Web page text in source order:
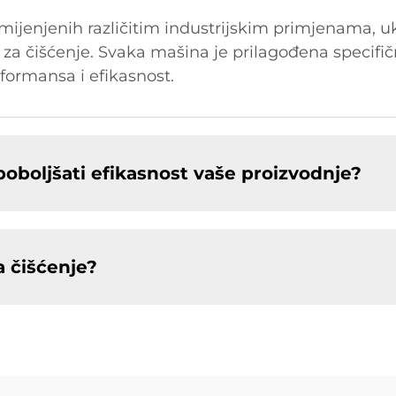
različitim industrijskim primjenama,
čišćenje. Svaka mašina je prilagođena
i efikasnost.
efikasnost vaše proizvodnje?
čišćenje?